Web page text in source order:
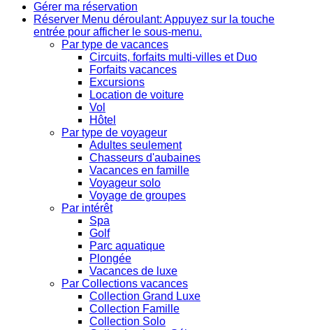
Gérer ma réservation
Réserver Menu déroulant: Appuyez sur la touche
entrée pour afficher le sous-menu.
Par type de vacances
Circuits, forfaits multi-villes et Duo
Forfaits vacances
Excursions
Location de voiture
Vol
Hôtel
Par type de voyageur
Adultes seulement
Chasseurs d'aubaines
Vacances en famille
Voyageur solo
Voyage de groupes
Par intérêt
Spa
Golf
Parc aquatique
Plongée
Vacances de luxe
Par Collections vacances
Collection Grand Luxe
Collection Famille
Collection Solo